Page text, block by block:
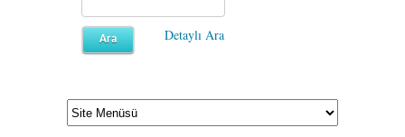
Detaylı Ara